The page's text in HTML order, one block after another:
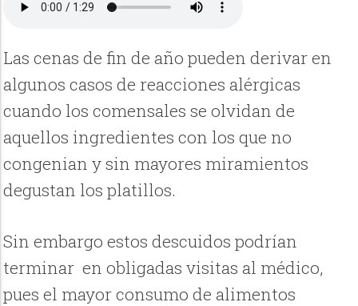
Las cenas de fin de año pueden derivar en
algunos casos de reacciones alérgicas
cuando los comensales se olvidan de
aquellos ingredientes con los que no
congenian y sin mayores miramientos
degustan los platillos.
Sin embargo estos descuidos podrían
terminar en obligadas visitas al médico,
pues el mayor consumo de alimentos